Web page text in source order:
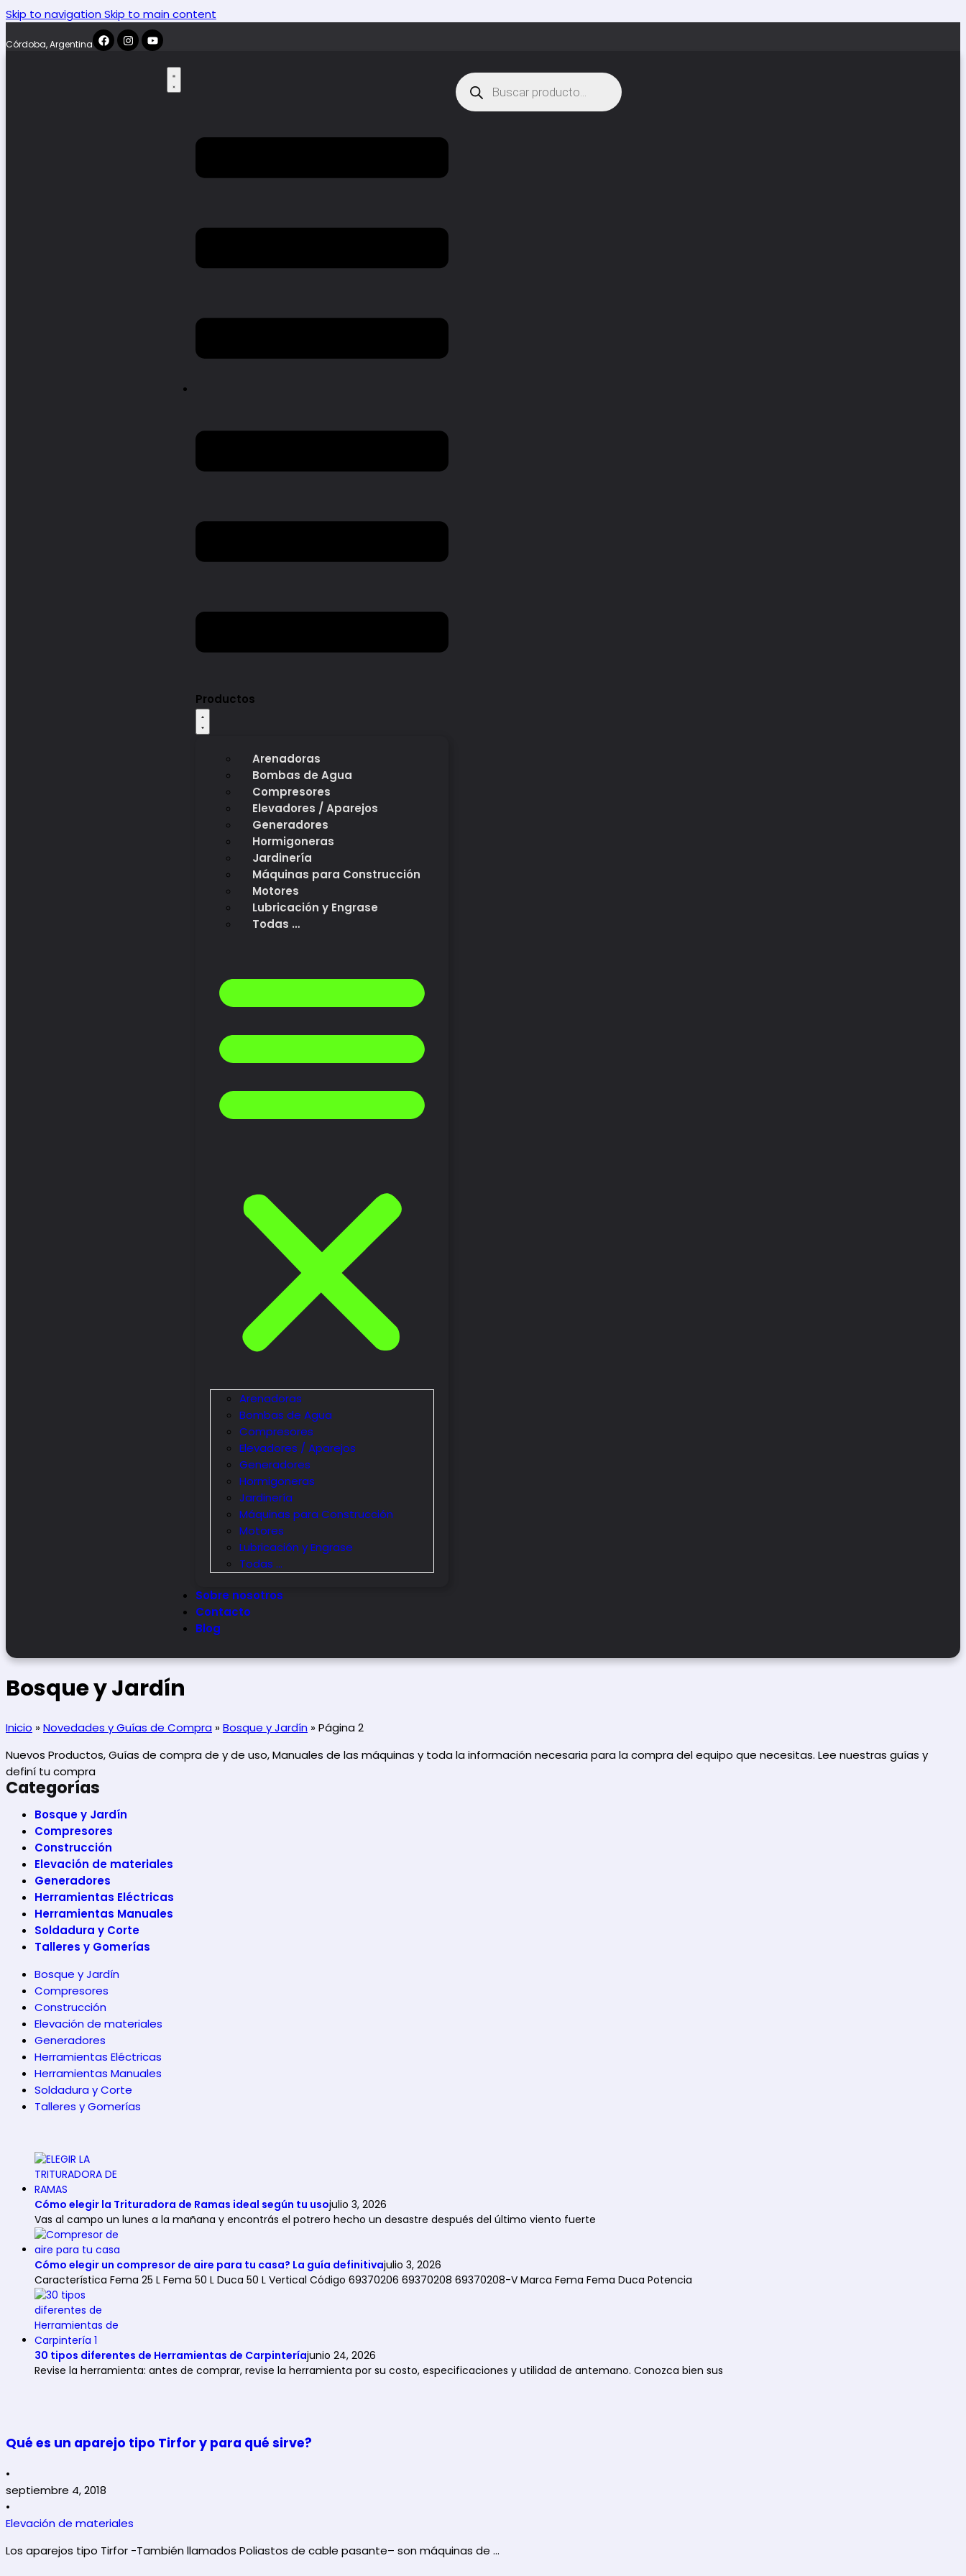
Skip to navigation Skip to main content
Córdoba, Argentina
Productos
Arenadoras
Bombas de Agua
Compresores
Elevadores / Aparejos
Generadores
Hormigoneras
Jardinería
Máquinas para Construcción
Motores
Lubricación y Engrase
Todas …
Arenadoras
Bombas de Agua
Compresores
Elevadores / Aparejos
Generadores
Hormigoneras
Jardinería
Máquinas para Construcción
Motores
Lubricación y Engrase
Todas …
Sobre nosotros
Contacto
Blog
Bosque y Jardín
Inicio »Novedades y Guías de Compra »Bosque y Jardín »Página 2
Nuevos Productos, Guías de compra de y de uso, Manuales de las máquinas y toda la información necesaria para la compra del equipo que necesitas. Lee nuestras guías y
definí tu compra
Categorías
Bosque y Jardín
Compresores
Construcción
Elevación de materiales
Generadores
Herramientas Eléctricas
Herramientas Manuales
Soldadura y Corte
Talleres y Gomerías
Bosque y Jardín
Compresores
Construcción
Elevación de materiales
Generadores
Herramientas Eléctricas
Herramientas Manuales
Soldadura y Corte
Talleres y Gomerías
Cómo elegir la Trituradora de Ramas ideal según tu usojulio 3, 2026
Vas al campo un lunes a la mañana y encontrás el potrero hecho un desastre después del último viento fuerte
Cómo elegir un compresor de aire para tu casa? La guía definitivajulio 3, 2026
Característica Fema 25 L Fema 50 L Duca 50 L Vertical Código 69370206 69370208 69370208-V Marca Fema Fema Duca Potencia
30 tipos diferentes de Herramientas de Carpinteríajunio 24, 2026
Revise la herramienta: antes de comprar, revise la herramienta por su costo, especificaciones y utilidad de antemano. Conozca bien sus
Qué es un aparejo tipo Tirfor y para qué sirve?
•
septiembre 4, 2018
•
Elevación de materiales
Los aparejos tipo Tirfor -También llamados Poliastos de cable pasante– son máquinas de …